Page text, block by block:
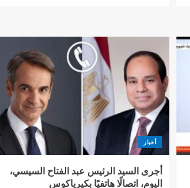
أخبار
أجرى السيد الرئيس عبد الفتاح السيسي،
اليوم، اتصالًا هاتفيًا بكيرياكوس